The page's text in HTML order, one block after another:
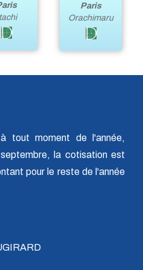
Paris
Orachimaru
tout moment de l'année,
la cotisation est
pour le reste de l'année